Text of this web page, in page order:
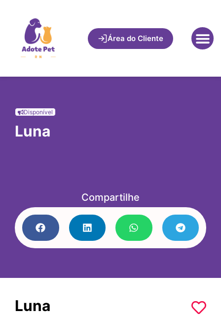
Área do Cliente
Disponível
Luna
Compartilhe
Luna